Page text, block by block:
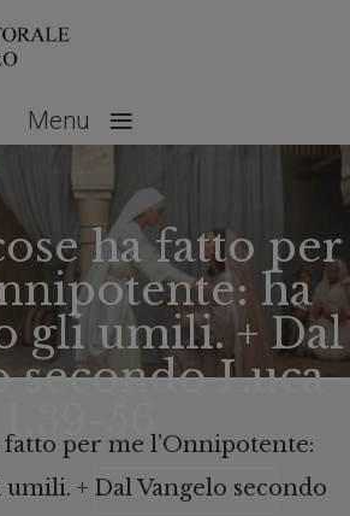
Menu ≡
ha fatto per
ha
gli umili. + Dal
secondo Luca
1,39-56
No Comments
per me l’Onnipotente:
+ Dal Vangelo secondo